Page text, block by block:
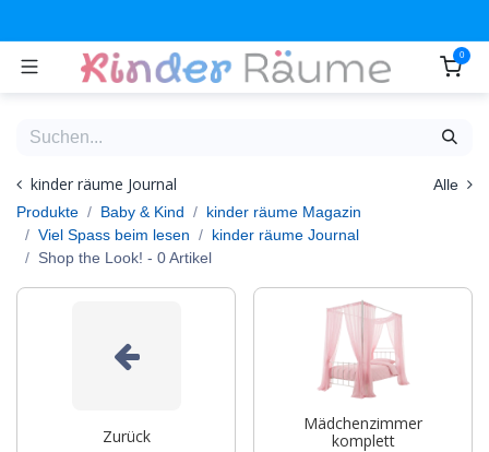
0
kinder räume Journal
Alle
Produkte
Baby & Kind
kinder räume Magazin
Viel Spass beim lesen
kinder räume Journal
Shop the Look! - 0 Artikel
Zurück
Mädchenzimmer
komplett